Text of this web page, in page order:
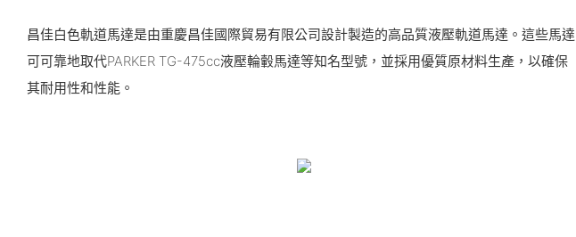
昌佳白色軌道馬達是由重慶昌佳國際貿易有限公司設計製造的高品質液壓軌道馬達。這些馬達
可可靠地取代PARKER TG-475cc液壓輪轂馬達等知名型號，並採用優質原材料生產，以確保
其耐用性和性能。